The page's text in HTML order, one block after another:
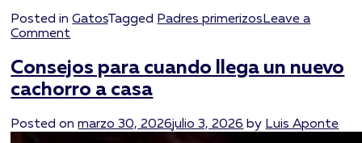
Posted inGatosTagged Padres primerizos Leave a
Commenton
para
los
primeros
con
tu
Consejos para cuando llega un nuevo
cachorro a casa
Posted onmarzo 30, 2026julio 3, 2026 by Luis Aponte